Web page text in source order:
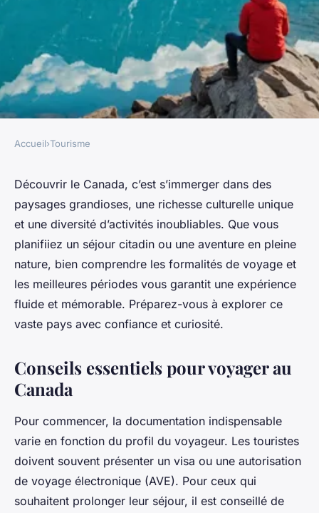
Visiter le canada en vacances :
une aventure à ne pas
manquer!
Soline•29 août 2025•3 min de lecture
Accueil›Tourisme
Découvrir le Canada, c’est s’immerger dans des
paysages grandioses, une richesse culturelle unique
et une diversité d’activités inoubliables. Que vous
planifiiez un séjour citadin ou une aventure en pleine
nature, bien comprendre les formalités de voyage et
les meilleures périodes vous garantit une expérience
fluide et mémorable. Préparez-vous à explorer ce
vaste pays avec confiance et curiosité.
Conseils essentiels pour voyager au
Canada
Pour commencer, la documentation indispensable
varie en fonction du profil du voyageur. Les touristes
doivent souvent présenter un visa ou une autorisation
de voyage électronique (AVE). Pour ceux qui
souhaitent prolonger leur séjour, il est conseillé de